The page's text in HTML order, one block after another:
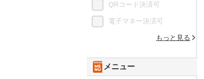
QRコード決済可
電子マネー決済可
もっと見る
メニュー